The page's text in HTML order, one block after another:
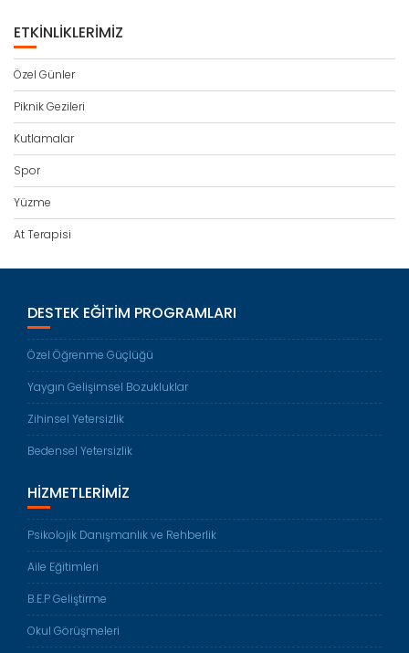
ETKINLIKLERIMIZ
Özel Günler
Piknik Gezileri
Kutlamalar
Spor
Yüzme
At Terapisi
DESTEK EĞITIM PROGRAMLARI
Özel Öğrenme Güçlüğü
Yaygın Gelişimsel Bozukluklar
Zihinsel Yetersizlik
Bedensel Yetersizlik
HIZMETLERIMIZ
Psikolojik Danışmanlık ve Rehberlik
Aile Eğitimleri
B.E.P Geliştirme
Okul Görüşmeleri